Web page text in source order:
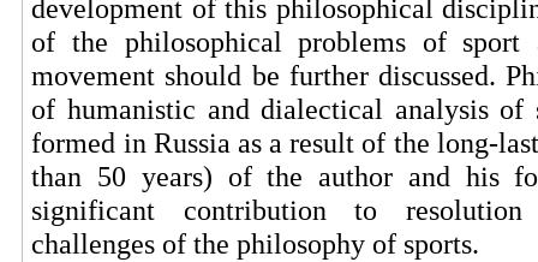
development of this philosophical
of the philosophical problems of sport
movement should be further discussed.
of humanistic and dialectical analysis of
formed in Russia as a result of the long-
than 50 years) of the author and his
significant contribution to
challenges of the philosophy of sports.